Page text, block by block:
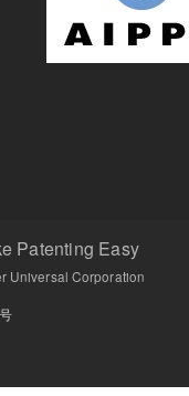
Patenting Easy
Universal Corporation